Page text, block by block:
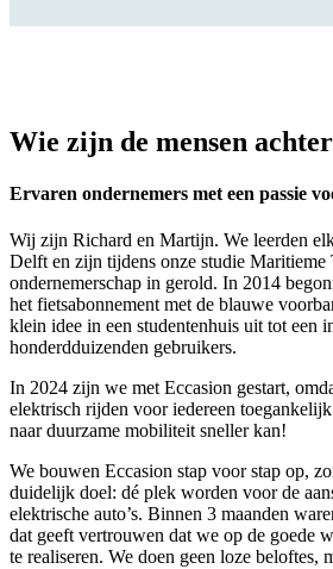
Wie zijn de mensen
Ervaren ondernemers met een passie
Wij zijn Richard en Martijn. We leerden
Delft en zijn tijdens onze studie Maritieme
ondernemerschap in gerold. In 2014
het fietsabonnement met de blauwe
klein idee in een studentenhuis uit tot een
honderdduizenden gebruikers.
In 2024 zijn we met Eccasion gestart,
elektrisch rijden voor iedereen
naar duurzame mobiliteit sneller kan!
We bouwen Eccasion stap voor stap op,
duidelijk doel: dé plek worden voor de
elektrische auto’s. Binnen 3 maanden
dat geeft vertrouwen dat we op de goede
te realiseren. We doen geen loze beloftes,